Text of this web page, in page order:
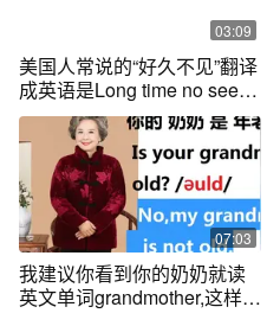
03:09
美国人常说的“好久不见”翻译
成英语是Long time no see
吗？
07:03
我建议你看到你的奶奶就读
英文单词grandmother,这样多